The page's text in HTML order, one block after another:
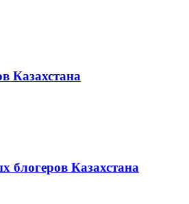
Казахстана
блогеров Казахстана